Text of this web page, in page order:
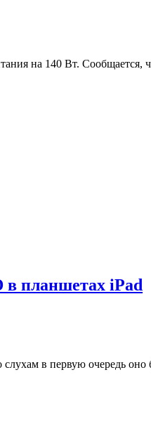
на 140 Вт. Сообщается,
в планшетах iPad
в первую очередь